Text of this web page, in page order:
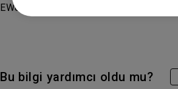
EW800ST Smart Projektör Kurumsal
Bu bilgi yardımcı oldu mu?